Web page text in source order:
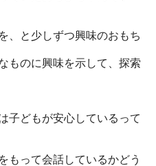
、と少しずつ興味のおもち
ものに興味を示して、探索
子どもが安心しているって
もって会話しているかどう